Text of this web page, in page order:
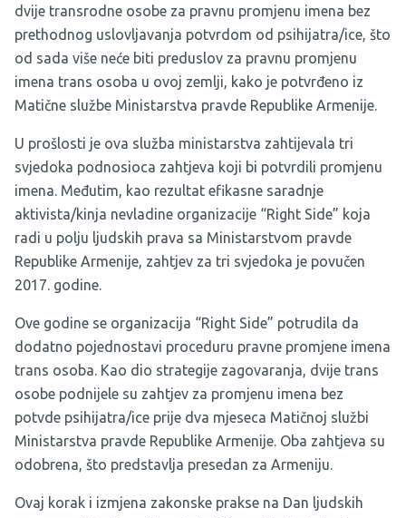
dvije transrodne osobe za pravnu promjenu imena bez
prethodnog uslovljavanja potvrdom od psihijatra/ice, što
od sada više neće biti preduslov za pravnu promjenu
imena trans osoba u ovoj zemlji, kako je potvrđeno iz
Matične službe Ministarstva pravde Republike Armenije.
U prošlosti je ova služba ministarstva zahtijevala tri
svjedoka podnosioca zahtjeva koji bi potvrdili promjenu
imena. Međutim, kao rezultat efikasne saradnje
aktivista/kinja nevladine organizacije “Right Side” koja
radi u polju ljudskih prava sa Ministarstvom pravde
Republike Armenije, zahtjev za tri svjedoka je povučen
2017. godine.
Ove godine se organizacija “Right Side” potrudila da
dodatno pojednostavi proceduru pravne promjene imena
trans osoba. Kao dio strategije zagovaranja, dvije trans
osobe podnijele su zahtjev za promjenu imena bez
potvde psihijatra/ice prije dva mjeseca Matičnoj službi
Ministarstva pravde Republike Armenije. Oba zahtjeva su
odobrena, što predstavlja presedan za Armeniju.
Ovaj korak i izmjena zakonske prakse na Dan ljudskih